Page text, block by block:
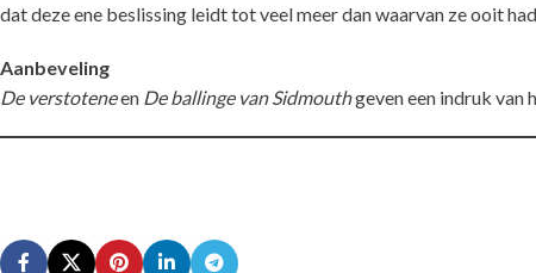
dat deze ene beslissing leidt tot veel meer dan waarvan ze ooit
Aanbeveling
De verstoteneen De ballinge van Sidmouthgeven een indruk van